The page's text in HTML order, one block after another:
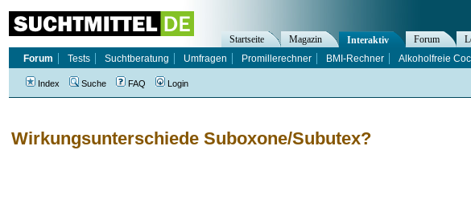
Wirkungsunterschiede Suboxone/Subutex?
Startseite Magazin Interaktiv Forum
Forum
Tests Suchtberatung Umfragen Promillerechner BMI-Rechner Alkoholfreie
Index Suche FAQ Login